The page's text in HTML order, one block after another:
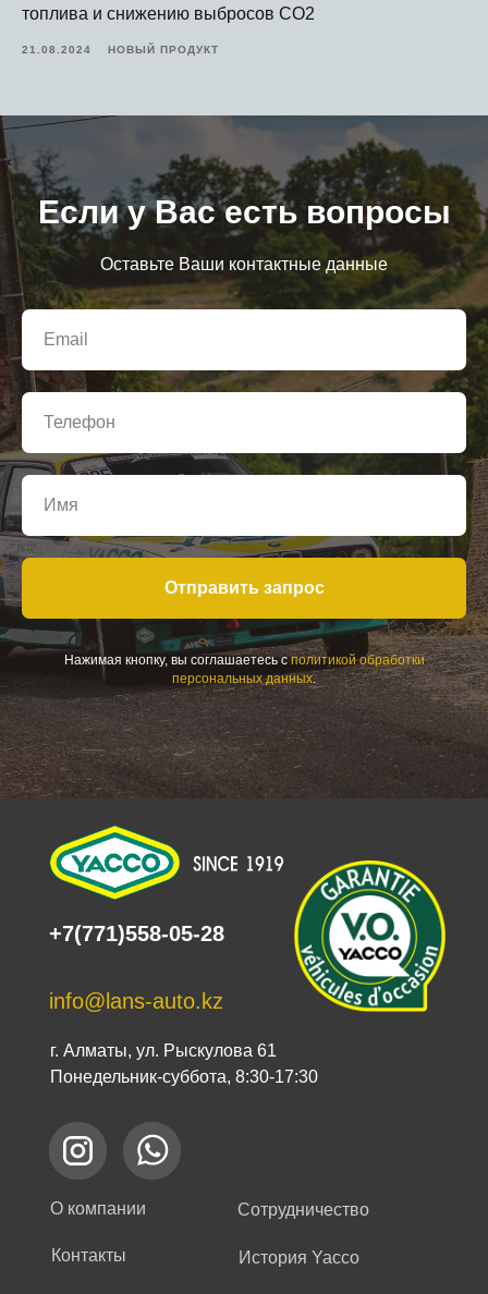
топлива и снижению выбросов CO2
21.08.2024 НОВЫЙ ПРОДУКТ
Если у Вас есть вопросы
Оставьте Ваши контактные данные
Отправить запрос
Нажимая кнопку, вы соглашаетесь сполитикой обработки
персональных данных.
О компании Сотрудничество
Контакты История Yacco
+7(771)558-05-28
info@lans-auto.kz
г. Алматы, ул. Рыскулова 61
Понедельник-суббота, 8:30-17:30